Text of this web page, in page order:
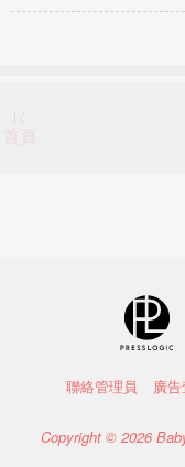
首頁
聯絡管理員 廣
Copyright © 2026